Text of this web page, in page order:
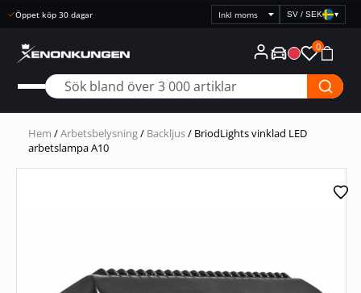
Snabb leverans
Välj
prisvisning
SV / SEK ▾
0
Hem /Arbetsbelysning/ Backljus/ BriodLights vinklad LED
arbetslampa A10